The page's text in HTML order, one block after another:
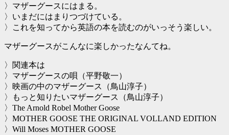
〉マザーグースにはまる。
〉いまだにはまりつづけている。
〉これを知ってから英語の本を読むのがいっそう楽しい。
マザーグースがこんなに楽しかったなんてね。
〉関連本は
〉マザーグースの唄（平野敬一）
〉映画の中のマザーグース（鳥山淳子）
〉もっと知りたいマザーグース（鳥山淳子）
〉The Arnold Robel Mother Goose
〉MOTHER GOOSE THE ORIGINAL VOLLAND EDITION
〉Will Moses MOTHER GOOSE